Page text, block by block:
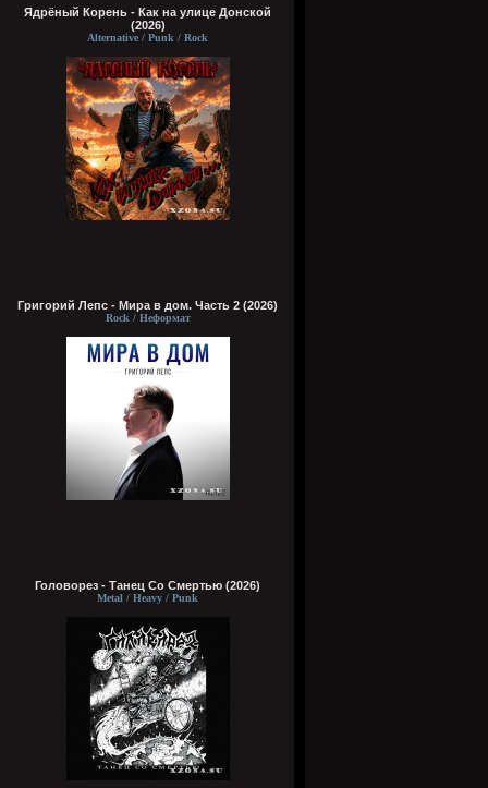
Ядрёный Корень - Как на улице Донской
(2026)
Alternative / Punk / Rock
Григорий Лепс - Мира в дом. Часть 2 (2026)
Rock / Неформат
Головорез - Tанец Со Смертью (2026)
Metal / Heavy / Punk